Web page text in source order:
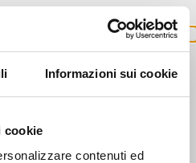
Informazioni sui cookie
cookie
contenuti ed